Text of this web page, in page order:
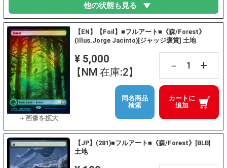
他の状態も見る
【EN】【Foil】■フルアート■《森/Forest》
(Illus.Jorge Jacinto)[ジャッジ褒賞] 土地
¥ 5,000
【NM 在庫:2】
－ +
カートに
追加
同名商品
検索
【JP】(281)■フルアート■《森/Forest》[BLB]
土地